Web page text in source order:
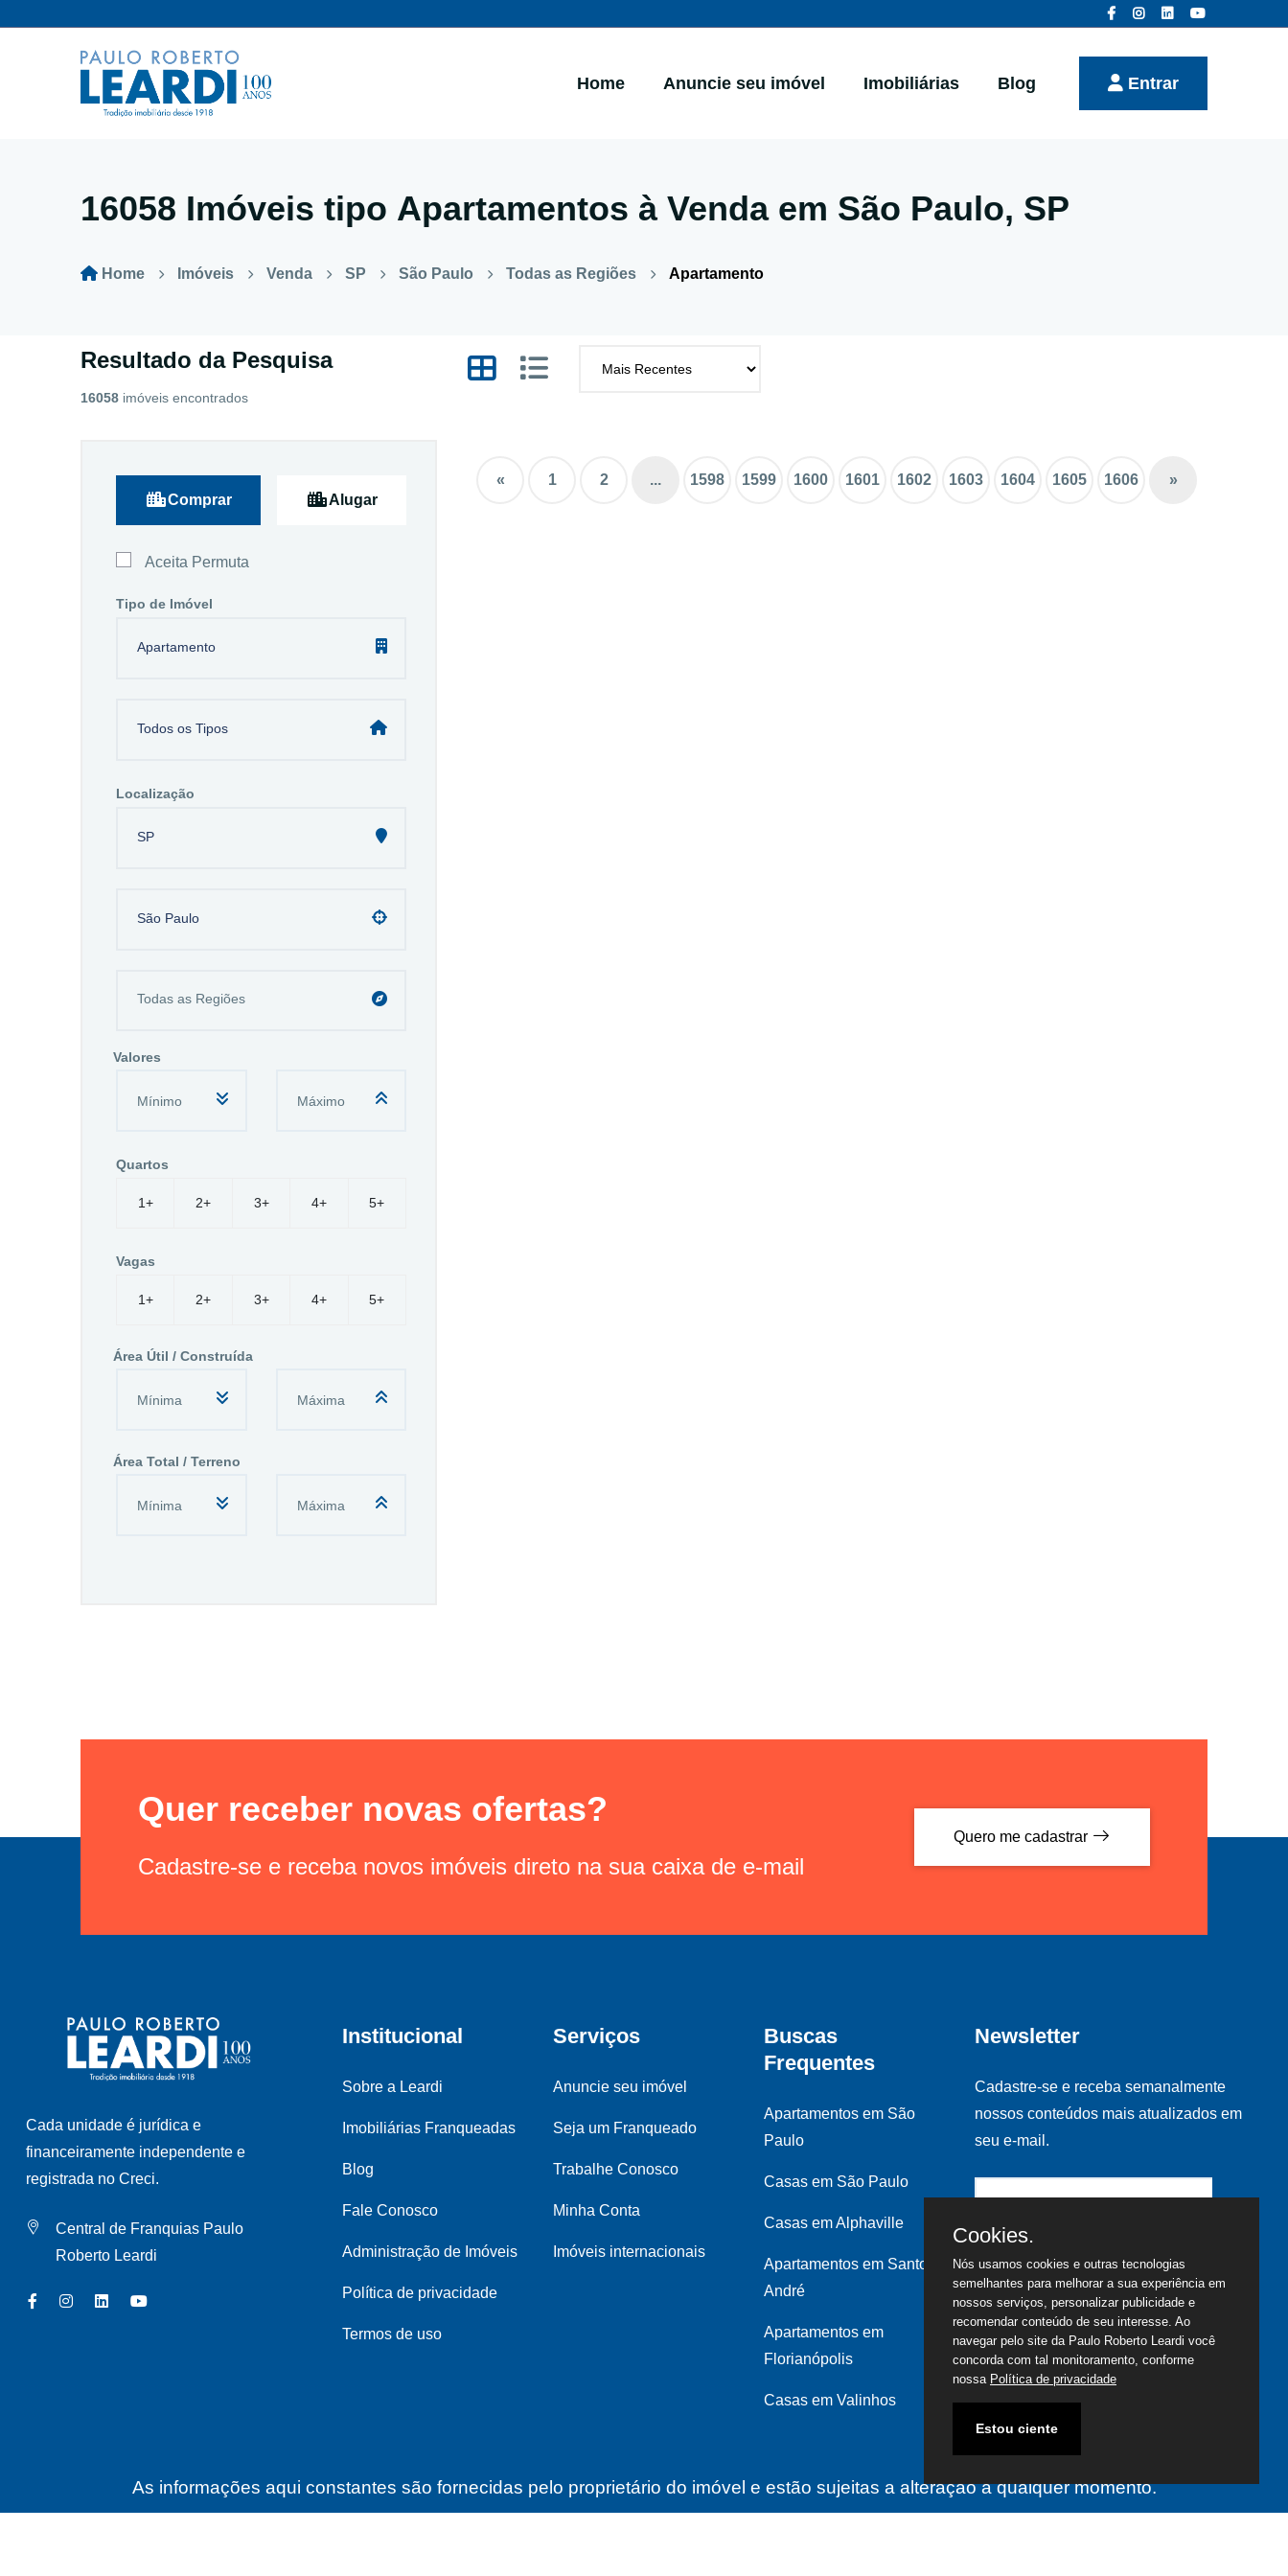
Home Anuncie seu imóvel Imobiliárias Blog Entrar
16058 Imóveis tipo Apartamentos à Venda em São Paulo, SP
Home Imóveis Venda SP São Paulo Todas as Regiões Apartamento
Resultado da Pesquisa
16058 imóveis encontrados
Comprar Alugar
Aceita Permuta
Tipo de Imóvel
Apartamento
Todos os Tipos
Localização
SP
São Paulo
Valores
Quartos
1+ 2+ 3+ 4+ 5+
Vagas
1+ 2+ 3+ 4+ 5+
Área Útil / Construída
Área Total / Terreno
« 1 2 ... 1598 1599 1600 1601 1602 1603 1604 1605 1606 »
Quer receber novas ofertas?
Cadastre-se e receba novos imóveis direto na sua caixa de e-mail
Quero me cadastrar
Cada unidade é jurídica e
financeiramente independente e
registrada no Creci.
Central de Franquias Paulo
Roberto Leardi
Institucional
Sobre a Leardi
Imobiliárias Franqueadas
Blog
Fale Conosco
Administração de Imóveis
Política de privacidade
Termos de uso
Serviços
Anuncie seu imóvel
Seja um Franqueado
Trabalhe Conosco
Minha Conta
Imóveis internacionais
Buscas
Frequentes
Apartamentos em São
Paulo
Casas em São Paulo
Casas em Alphaville
Apartamentos em Santo
André
Apartamentos em
Florianópolis
Casas em Valinhos
Newsletter
Cadastre-se e receba semanalmente
nossos conteúdos mais atualizados em
seu e-mail.
As informações aqui constantes são fornecidas pelo proprietário do imóvel e estão sujeitas a alteração a qualquer momento.
Cookies.
Nós usamos cookies e outras tecnologias
semelhantes para melhorar a sua experiência em
nossos serviços, personalizar publicidade e
recomendar conteúdo de seu interesse. Ao
navegar pelo site da Paulo Roberto Leardi você
concorda com tal monitoramento, conforme
nossa Política de privacidade
Estou ciente